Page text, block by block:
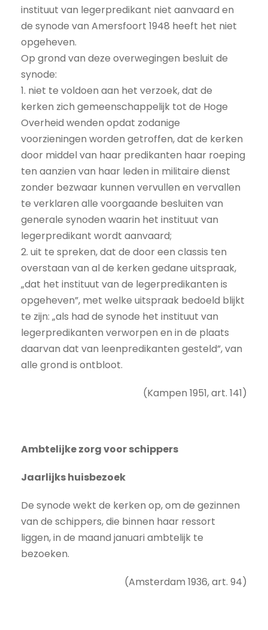
instituut van legerpredikant niet aanvaard en
de synode van Amersfoort 1948 heeft het niet
opgeheven.
Op grond van deze overwegingen besluit de
synode:
1. niet te voldoen aan het verzoek, dat de
kerken zich gemeenschappelijk tot de Hoge
Overheid wenden opdat zodanige
voorzieningen worden getroffen, dat de kerken
door middel van haar predikanten haar roeping
ten aanzien van haar leden in militaire dienst
zonder bezwaar kunnen vervullen en vervallen
te verklaren alle voorgaande besluiten van
generale synoden waarin het instituut van
legerpredikant wordt aanvaard;
2. uit te spreken, dat de door een classis ten
overstaan van al de kerken gedane uitspraak,
„dat het instituut van de legerpredikanten is
opgeheven”, met welke uitspraak bedoeld blijkt
te zijn: „als had de synode het instituut van
legerpredikanten verworpen en in de plaats
daarvan dat van leenpredikanten gesteld”, van
alle grond is ontbloot.
(Kampen 1951, art. 141)
Ambtelijke zorg voor schippers
Jaarlijks huisbezoek
De synode wekt de kerken op, om de gezinnen
van de schippers, die binnen haar ressort
liggen, in de maand januari ambtelijk te
bezoeken.
(Amsterdam 1936, art. 94)